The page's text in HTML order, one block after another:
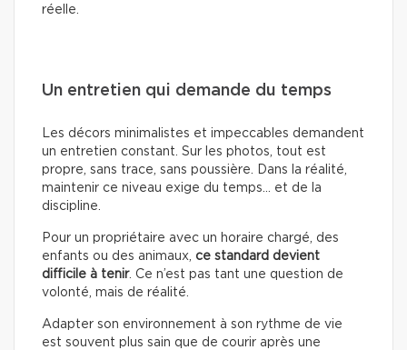
réelle.
Un entretien qui demande du temps
Les décors minimalistes et impeccables demandent
un entretien constant. Sur les photos, tout est
propre, sans trace, sans poussière. Dans la réalité,
maintenir ce niveau exige du temps… et de la
discipline.
Pour un propriétaire avec un horaire chargé, des
enfants ou des animaux, ce standard devient
difficile à tenir. Ce n’est pas tant une question de
volonté, mais de réalité.
Adapter son environnement à son rythme de vie
est souvent plus sain que de courir après une